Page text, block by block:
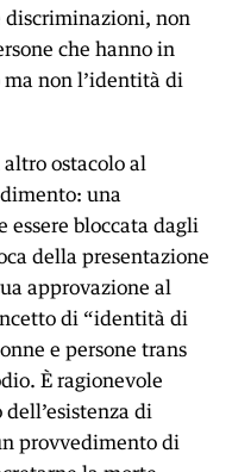
discriminazioni, non
che hanno in
non l’identità di
ostacolo al
una
bloccata dagli
della presentazione
approvazione al
di “identità di
e persone trans
È ragionevole
di
provvedimento di